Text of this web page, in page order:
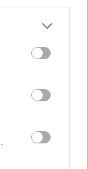
more Google
may click to
party tags to
below Google
egyre
A
hogy milyen
és tájakat